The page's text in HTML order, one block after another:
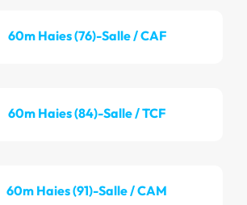
60m Haies (76)-Salle / CAF
60m Haies (84)-Salle / TCF
60m Haies (91)-Salle / CAM